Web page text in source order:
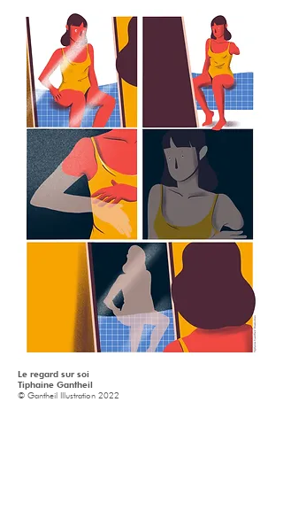
Le regard sur soi
Tiphaine Gantheil
© Gantheil Illustration 2022